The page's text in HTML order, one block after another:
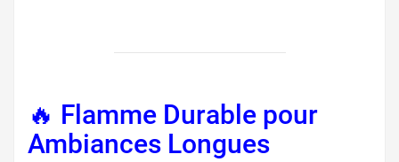
🔥 Flamme Durable pour
Ambiances Longues